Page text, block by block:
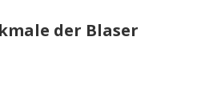
der Blaser